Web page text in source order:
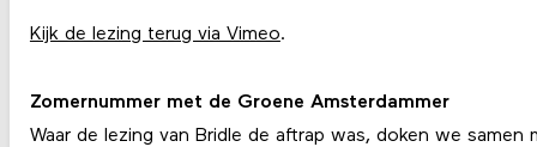
Kijk de lezing terug via Vimeo.
Zomernummer met de Groene Amsterdammer
Waar de lezing van Bridle de aftrap was, doken we samen